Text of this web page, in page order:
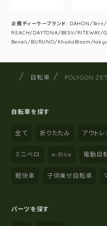
正規ディーラーブランド: DAHON/
REACH/DAYTONA/BESV/RITEWAY/
Beneli/BURUNO/KhodaBloom/
サイト内の現在地
サイクルショップナカゴヤ
自転車 POLYGON
自転車を探す
全て 折りたたみ アウトレ
ミニベロ e-Bike 電動自
軽快車 子供乗せ自転車
パーツを探す